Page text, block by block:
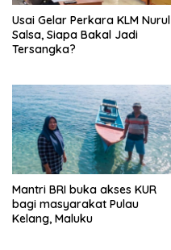
‎Usai Gelar Perkara KLM Nurul
Salsa, Siapa Bakal Jadi
Tersangka?
Mantri BRI buka akses KUR
bagi masyarakat Pulau
Kelang, Maluku